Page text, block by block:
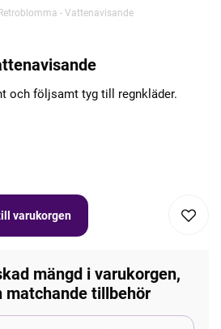
Retroblomma - Vattenavisande
och följsamt tyg till regnkläder.
varukorgen
mängd i varukorgen,
matchande tillbehör